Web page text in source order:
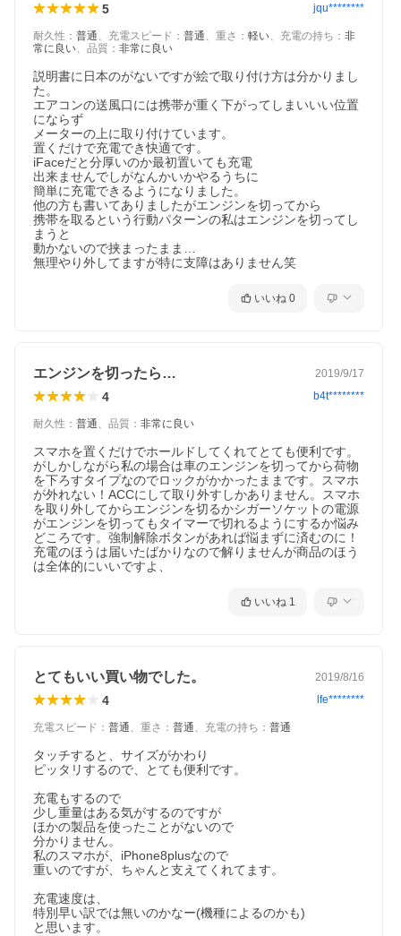
5 jqu********
耐久性 ： 普通、 充電スピード ： 普通、 重さ ： 軽い、 充電の持ち ： 非
常に良い、 品質 ： 非常に良い
説明書に日本のがないですが絵で取り付け方は分かりまし
た。
エアコンの送風口には携帯が重く下がってしまいいい位置
にならず
メーターの上に取り付けています。
置くだけで充電でき快適です。
iFaceだと分厚いのか最初置いても充電
出来ませんでしがなんかいかやるうちに
簡単に充電できるようになりました。
他の方も書いてありましたがエンジンを切ってから
携帯を取るという行動パターンの私はエンジンを切ってし
まうと
動かないので挟まったまま…
無理やり外してますが特に支障はありません笑
いいね 0
エンジンを切ったら… 2019/9/17
4 b4t********
耐久性 ： 普通、 品質 ： 非常に良い
スマホを置くだけでホールドしてくれてとても便利です。
がしかしながら私の場合は車のエンジンを切ってから荷物
を下ろすタイプなのでロックがかかったままです。スマホ
が外れない！ACCにして取り外すしかありません。スマホ
を取り外してからエンジンを切るかシガーソケットの電源
がエンジンを切ってもタイマーで切れるようにするか悩み
どころです。強制解除ボタンがあれば悩まずに済むのに！
充電のほうは届いたばかりなので解りませんが商品のほう
は全体的にいいですよ、
いいね 1
とてもいい買い物でした。 2019/8/16
4 lfe********
充電スピード ： 普通、 重さ ： 普通、 充電の持ち ： 普通
タッチすると、サイズがかわり
ピッタリするので、とても便利です。
充電もするので
少し重量はある気がするのですが
ほかの製品を使ったことがないので
分かりません。
私のスマホが、iPhone8plusなので
重いのですが、ちゃんと支えてくれてます。
充電速度は、
特別早い訳では無いのかなー(機種によるのかも)
と思います。